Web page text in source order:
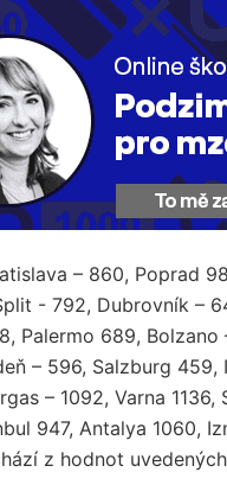
– 860, Poprad
- 792, Dubrovník –
Palermo 689, Bolzano
– 596, Salzburg 459,
– 1092, Varna 1136,
947, Antalya 1060,
z hodnot